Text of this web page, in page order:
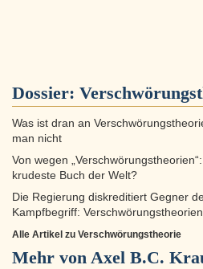
Dossier:
Was ist dran an
man nicht
Von wegen
krudeste Buch der Welt?
Die Regierung diskreditiert Gegner
Kampfbegriff:
Alle Artikel zu Verschwörungs­theorie
Mehr von Axel B.C.